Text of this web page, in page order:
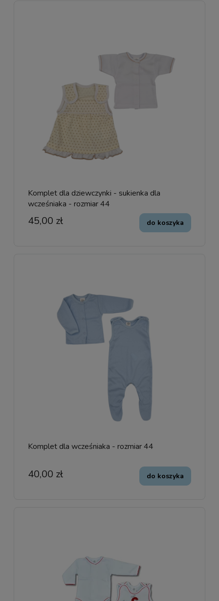
Komplet dla dziewczynki - sukienka dla
wcześniaka - rozmiar 44
45,00 zł do koszyka
Komplet dla wcześniaka - rozmiar 44
40,00 zł do koszyka